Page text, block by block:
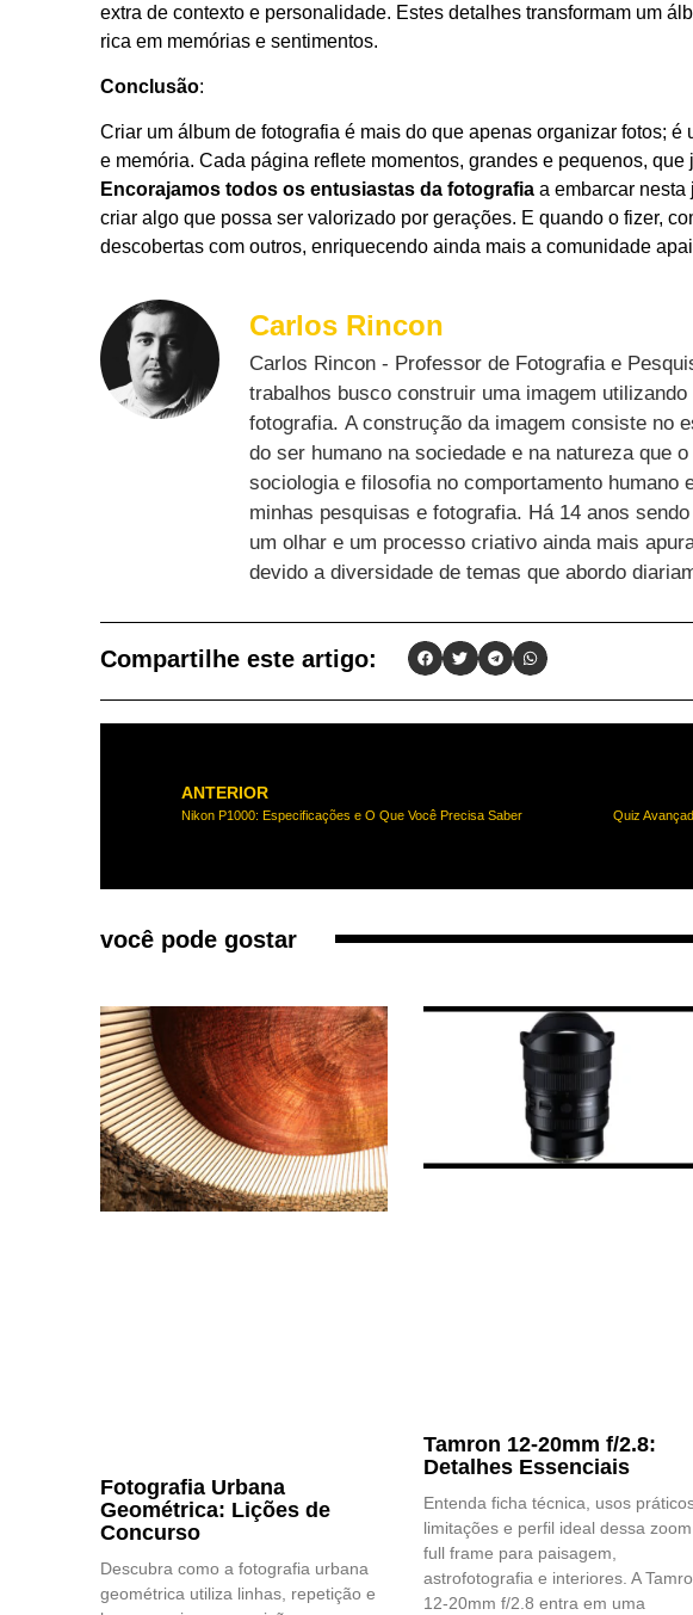
extra de contexto e personalidade. Estes detalhes transformam um
rica em memórias e sentimentos.
Conclusão:
Criar um álbum de fotografia é mais do que apenas organizar fotos;
e memória. Cada página reflete momentos, grandes e pequenos,
Encorajamos todos os entusiastas da fotografia a embarcar nesta
criar algo que possa ser valorizado por gerações. E quando o fizer,
descobertas com outros, enriquecendo ainda mais a comunidade
Carlos Rincon
Carlos Rincon - Professor de Fotografia e
trabalhos busco construir uma imagem
fotografia. A construção da imagem consiste no
do ser humano na sociedade e na natureza que
sociologia e filosofia no comportamento humano
minhas pesquisas e fotografia. Há 14 anos
um olhar e um processo criativo ainda mais
devido a diversidade de temas que abordo
Compartilhe este artigo:
ANTERIOR
Nikon P1000: Especificações e O Que Você Precisa Saber Quiz
você pode gostar
Fotografia Urbana
Geométrica: Lições de
Concurso
Descubra como a fotografia urbana
geométrica utiliza linhas, repetição e
Tamron 12-20mm f/2.8:
Detalhes Essenciais
Entenda ficha técnica, usos
limitações e perfil ideal dessa zoom
full frame para paisagem,
astrofotografia e interiores. A
12-20mm f/2.8 entra em uma